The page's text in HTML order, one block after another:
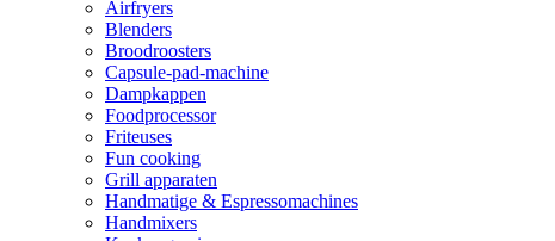
Airfryers
Blenders
Broodroosters
Capsule-pad-machine
Dampkappen
Foodprocessor
Friteuses
Fun cooking
Grill apparaten
Handmatige & Espressomachines
Handmixers